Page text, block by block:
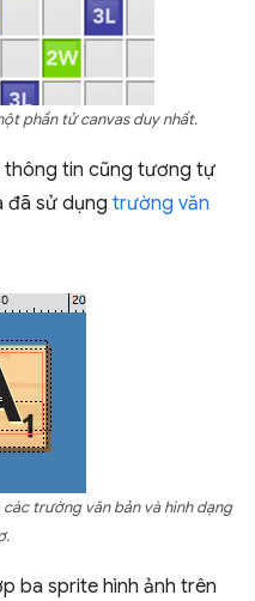
phần tử canvas duy nhất.
thông tin cũng tương tự
đã sử dụng trường văn
trường văn bản và hình dạng
ba sprite hình ảnh trên